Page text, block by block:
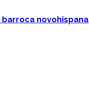
barroca novohispana